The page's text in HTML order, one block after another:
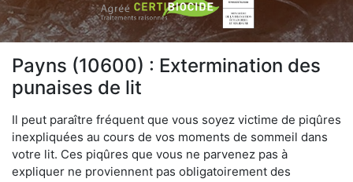
Payns (10600) : Extermination des
punaises de lit
Il peut paraître fréquent que vous soyez victime de piqûres
inexpliquées au cours de vos moments de sommeil dans
votre lit. Ces piqûres que vous ne parvenez pas à
expliquer ne proviennent pas obligatoirement des